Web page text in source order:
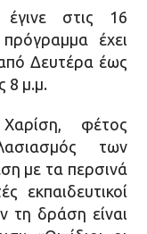
στις 16
έχει
Δευτέρα έως
8 μ.μ.
φέτος
των
με τα περσινά
εκπαιδευτικοί
τη δράση είναι